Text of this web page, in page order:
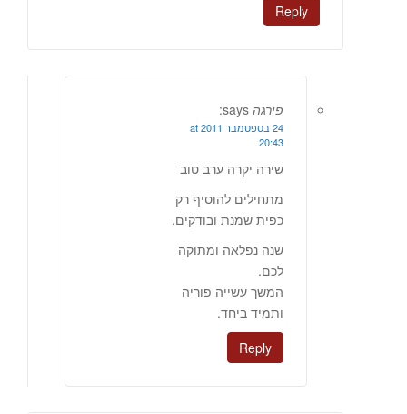
Reply
פירגה says:
24 בספטמבר 2011 at
20:43
שירה יקרה ערב טוב
מתחילים להוסיף רק
כפית שמנת ובודקים.
שנה נפלאה ומתוקה
לכם.
המשך עשייה פוריה
ותמיד ביחד.
Reply